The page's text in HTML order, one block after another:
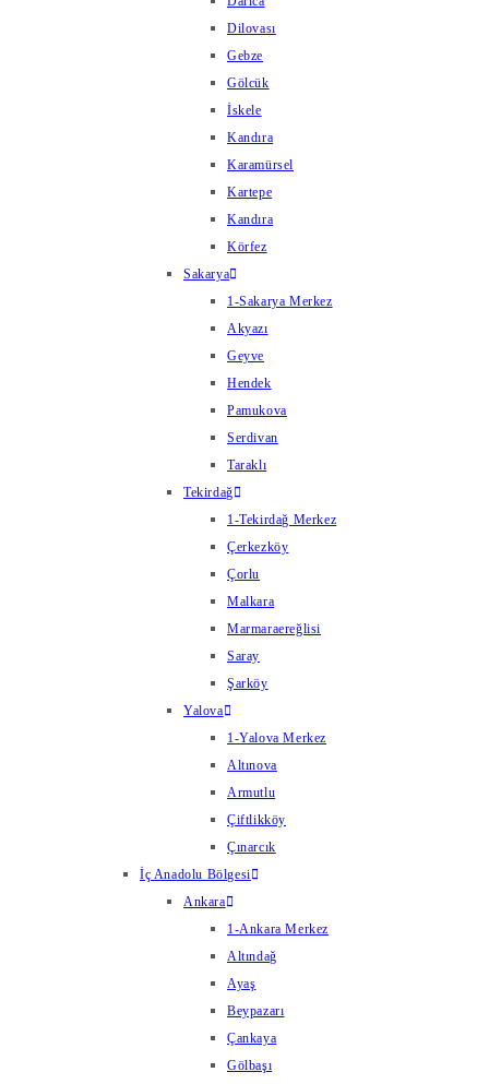
Dilovası
Gebze
Gölcük
İskele
Kandıra
Karamürsel
Kartepe
Kandıra
Körfez
Sakarya
1-Sakarya Merkez
Akyazı
Geyve
Hendek
Pamukova
Serdivan
Taraklı
Tekirdağ
1-Tekirdağ Merkez
Çerkezköy
Çorlu
Malkara
Marmaraereğlisi
Saray
Şarköy
Yalova
1-Yalova Merkez
Altınova
Armutlu
Çiftlikköy
Çınarcık
İç Anadolu Bölgesi
Ankara
1-Ankara Merkez
Altındağ
Ayaş
Beypazarı
Çankaya
Gölbaşı